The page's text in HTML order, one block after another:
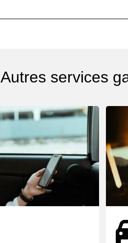
Autres services